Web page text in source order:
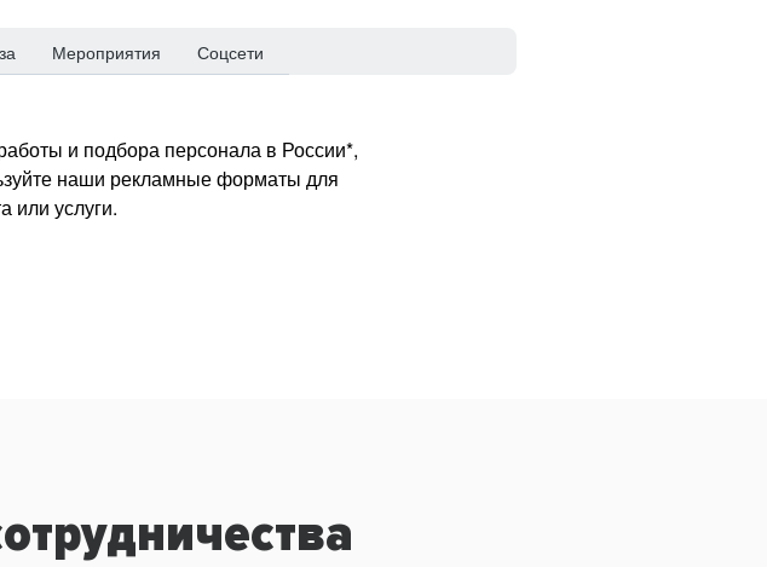
Мероприятия Соцсети
и подбора персонала в России*,
наши рекламные форматы для
или услуги.